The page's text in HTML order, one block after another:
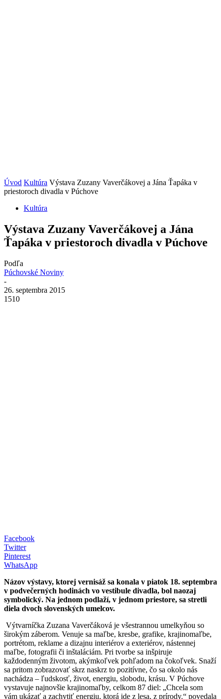
Úvod Kultúra Výstava Zuzany Vaverčákovej a Jána Ťapáka v
priestoroch divadla v Púchove
Kultúra
Výstava Zuzany Vaverčákovej a Jána
Ťapáka v priestoroch divadla v Púchove
Podľa
Púchovské Noviny
-
26. septembra 2015
1510
Facebook
Twitter
Pinterest
WhatsApp
Názov výstavy, ktorej vernisáž sa konala v piatok 18. septembra
v podvečerných hodinách vo vestibule divadla, bol naozaj
symbolický. Na jednom podlaží, v jednom priestore, sa stretli
diela dvoch slovenských umelcov.
Výtvarníčka Zuzana Vaverčáková je všestrannou umelkyňou so
širokým záberom. Venuje sa maľbe, kresbe, grafike, krajinomaľbe,
portrétom, reklame a dizajnu interiérov a exteriérov, nástennej
maľbe, fotografii či inštaláciám. Pri tvorbe sa inšpiruje
každodenným životom, akýmkoľvek pohľadom na čokoľvek. Snaží
sa pritom zobrazovať skrz naskrz to pozitívne, čo sa okolo nás
nachádza – ľudskosť, život, energiu, slobodu, krásu. V Púchove
vystavuje najnovšie krajinomaľby, celkom 87 diel: „Chcela som
vám ukázať a zachytiť energiu, ktorá ide z lesa, z prírody.“ povedala